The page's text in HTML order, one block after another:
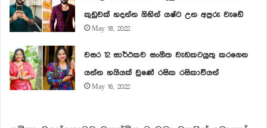
කුඩුවක් හදන්න ගිහින් යෂ්ට උන අපුරු වැඩේ
May 18, 2022
වසර 12 සාර්ථකව සංගීත වැඩකටයුතු කරගෙන
යන්න හයියක් වුණේ රසික රසිකාවියන්
May 16, 2022